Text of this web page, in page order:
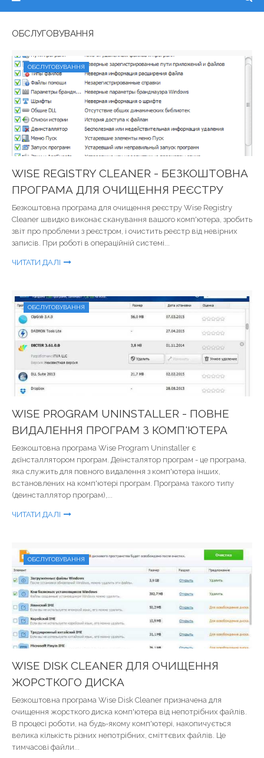
ОБСЛУГОВУВАННЯ
ОБСЛУГОВУВАННЯ
WISE REGISTRY CLEANER - БЕЗКОШТОВНА
ПРОГРАМА ДЛЯ ОЧИЩЕННЯ РЕЄСТРУ
Безкоштовна програма для очищення реєстру Wise Registry
Cleaner швидко виконає сканування вашого комп'ютера, зробить
звіт про проблеми з реєстром, і очистить реєстр від невірних
записів. При роботі в операційній системі...
ЧИТАТИ ДАЛІ
ОБСЛУГОВУВАННЯ
WISE PROGRAM UNINSTALLER - ПОВНЕ
ВИДАЛЕННЯ ПРОГРАМ З КОМП'ЮТЕРА
Безкоштовна програма Wise Program Uninstaller є
дєїнсталлятором програм. Деінсталятор програм - це програма,
яка служить для повного видалення з комп'ютера інших,
встановлених на комп'ютері програм. Програма такого типу
(деинсталлятор програм),...
ЧИТАТИ ДАЛІ
ОБСЛУГОВУВАННЯ
WISE DISK CLEANER ДЛЯ ОЧИЩЕННЯ
ЖОРСТКОГО ДИСКА
Безкоштовна програма Wise Disk Cleaner призначена для
очищення жорсткого диска комп'ютера від непотрібних файлів.
В процесі роботи, на будь-якому комп'ютері, накопичується
велика кількість різних непотрібних, сміттєвих файлів. Це
тимчасові файли...